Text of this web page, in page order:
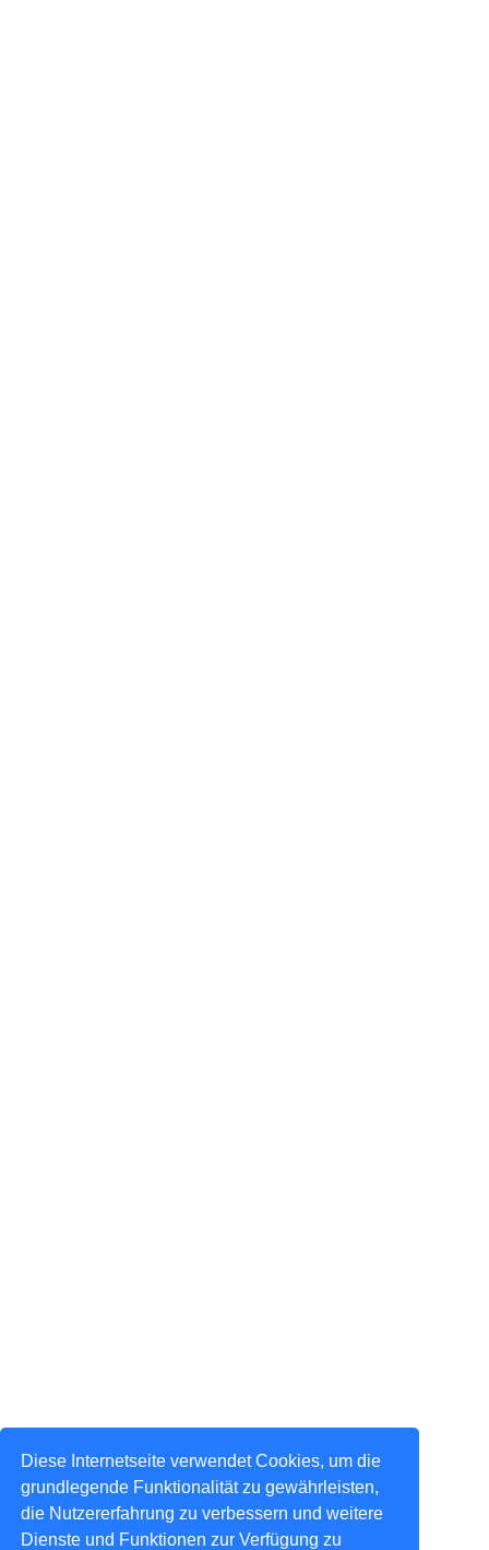
Diese Internetseite verwendet Cookies, um die
grundlegende Funktionalität zu gewährleisten,
die Nutzererfahrung zu verbessern und weitere
Dienste und Funktionen zur Verfügung zu